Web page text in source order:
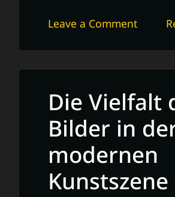
Leave a Commenton
Magie
Entdecke
das
Die Vielfalt
Bilder in
modernen
Kunstszene